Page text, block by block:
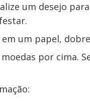
um desejo
em um papel,
por cima.